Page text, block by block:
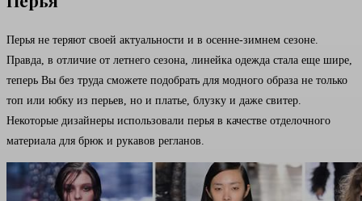
Перья не теряют своей актуальности и в осенне-зимнем сезоне.
Правда, в отличие от летнего сезона, линейка одежда стала еще шире,
теперь Вы без труда сможете подобрать для модного образа не только
топ или юбку из перьев, но и платье, блузку и даже свитер.
Некоторые дизайнеры использовали перья в качестве отделочного
материала для брюк и рукавов регланов.